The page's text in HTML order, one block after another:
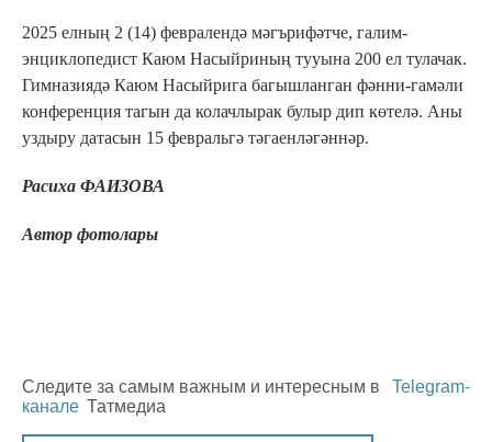
2025 елның 2 (14) февралендә мәгърифәтче, галим-
энциклопедист Каюм Насыйриның тууына 200 ел тулачак.
Гимназиядә Каюм Насыйрига багышланган фәнни-гамәли
конференция тагын да колачлырак булыр дип көтелә. Аны
уздыру датасын 15 февральгә тәгаенләгәннәр.
Расиха ФАИЗОВА
Автор фотолары
Следите за самым важным и интересным в
Telegram-
канале Татмедиа